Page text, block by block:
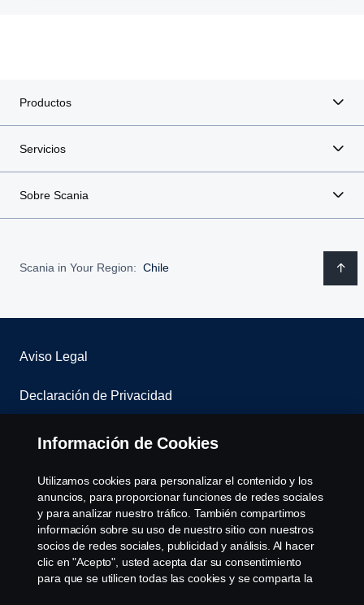
Productos
Servicios
Sobre Scania
Scania in Your Region: Chile
Aviso Legal
Declaración de Privacidad
Contáctenos
Sistema de denuncias
Política de Cookies
Cookie settings
Información de Cookies
Utilizamos cookies para personalizar el contenido y los
anuncios, para proporcionar funciones de redes sociales
y para analizar nuestro tráfico. También compartimos
información sobre su uso de nuestro sitio con nuestros
socios de redes sociales, publicidad y análisis. Al hacer
clic en "Acepto", usted acepta dar su consentimiento
para que se utilicen todas las cookies y se comparta la